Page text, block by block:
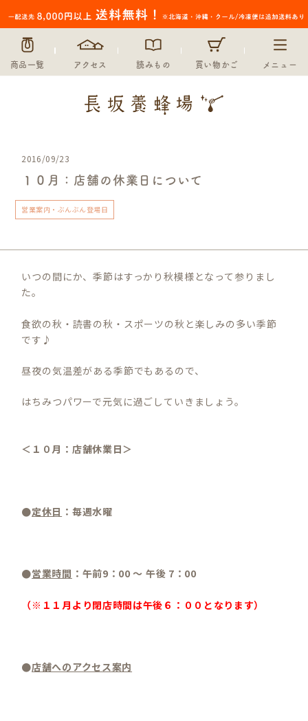
商品一覧 アクセス 読みもの 買い物かご メニュー
2016/09/23
１０月：店舗の休業日について
営業案内・ぶんぶん登場日
いつの間にか、季節はすっかり秋模様となって参りまし
た。
食欲の秋・読書の秋・スポーツの秋と楽しみの多い季節
です♪
昼夜の気温差がある季節でもあるので、
はちみつパワーで元気に過ごしていきましょう。
＜１０月：店舗休業日＞
●定休日 ：毎週水曜
●営業時間 ：午前9：00 ～ 午後 7：00
（※１１月より閉店時間は午後６：００となります）
●店舗へのアクセス案内